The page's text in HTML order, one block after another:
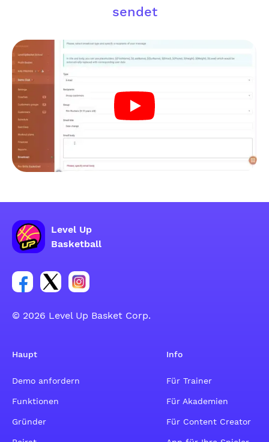
sendet
Level Up
Basketball
Link zur Facebook-Gruppe
Link zum Tweeter-Account
Link zum Instagram-Account
© 2026 Level Up Basket Corp.
Haupt
Demo anfordern
Funktionen
Gründer
Info
Für Trainer
Für Akademien
Für Content Creator